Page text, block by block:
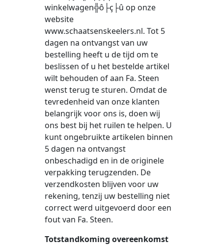
winkelwagen╬ô├ç├û op onze
website
www.schaatsenskeelers.nl. Tot 5
dagen na ontvangst van uw
bestelling heeft u de tijd om te
beslissen of u het bestelde artikel
wilt behouden of aan Fa. Steen
wenst terug te sturen. Omdat de
tevredenheid van onze klanten
belangrijk voor ons is, doen wij
ons best bij het ruilen te helpen. U
kunt ongebruikte artikelen binnen
5 dagen na ontvangst
onbeschadigd en in de originele
verpakking terugzenden. De
verzendkosten blijven voor uw
rekening, tenzij uw bestelling niet
correct werd uitgevoerd door een
fout van Fa. Steen.
Totstandkoming overeenkomst